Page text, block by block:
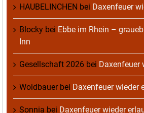
HAUBELINCHEN bei Daxenfeuer
Blocky bei Ebbe im Rhein –
Inn
Gesellschaft 2026 bei Daxenfeuer
Woidbauerbei Daxenfeuer wieder
Sonnia bei Daxenfeuer wieder